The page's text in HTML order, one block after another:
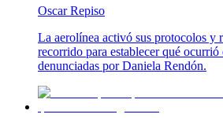
Oscar Repiso
La aerolínea activó sus protocolos y
recorrido para establecer qué ocurrió
denunciadas por Daniela Rendón.